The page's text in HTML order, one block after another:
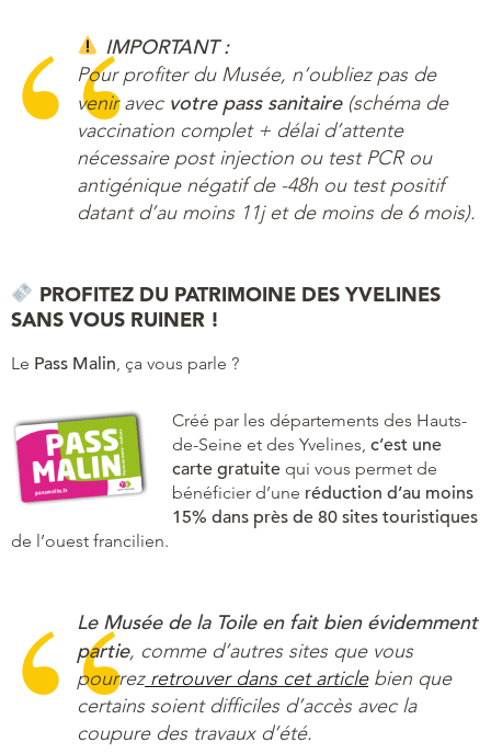
IMPORTANT :
Pour profiter du Musée, n’oubliez pas de
venir avecvotre pass sanitaire(schéma de
vaccination complet + délai d’attente
nécessaire post injection ou test PCR ou
antigénique négatif de -48h ou test positif
datant d’au moins 11j et de moins de 6 mois).
PROFITEZ DU PATRIMOINE DES YVELINES
SANS VOUS RUINER !
Le Pass Malin , ça vous parle ?
Créé par les départements des Hauts-
de-Seine et des Yvelines, c’est une
carte gratuite qui vous permet de
bénéficier d’une réduction d’au moins
15% dans près de 80 sites touristiques
de l’ouest francilien.
Le Musée de la Toile en fait bien évidemment
partie, comme d’autres sites que vous
pourrezretrouver dans cet articlebien que
certains soient difficiles d’accès avec la
coupure des travaux d’été.